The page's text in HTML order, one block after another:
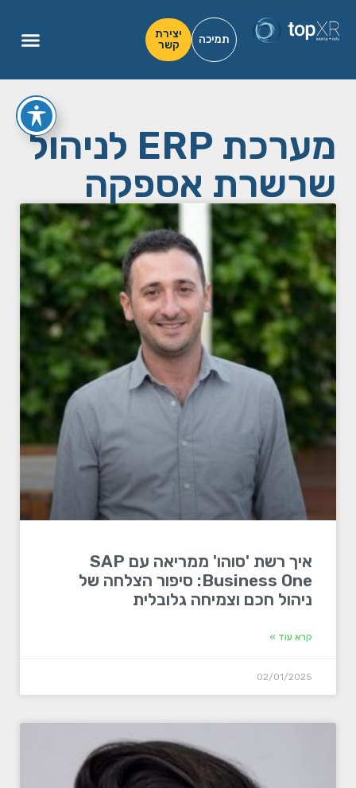
תמיכה
יצירת
קשר
מערכת ERP לניהול
שרשרת אספקה
איך רשת 'סוהו' ממריאה עם SAP
Business One: סיפור הצלחה של
ניהול חכם וצמיחה גלובלית
קרא עוד »
02/01/2025